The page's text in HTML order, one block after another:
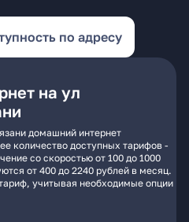
по адресу
на ул
домашний интернет
количество доступных тарифов -
со скоростью от 100 до 1000
от 400 до 2240 рублей в месяц.
учитывая необходимые опции